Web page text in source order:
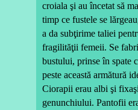
croiala şi au încetat să
timp ce fustele se
a da subţirime taliei
fragilităţii femeii. Se
bustului, prinse în spate
peste această armătură
Ciorapii erau albi şi
genunchiului. Pantofii